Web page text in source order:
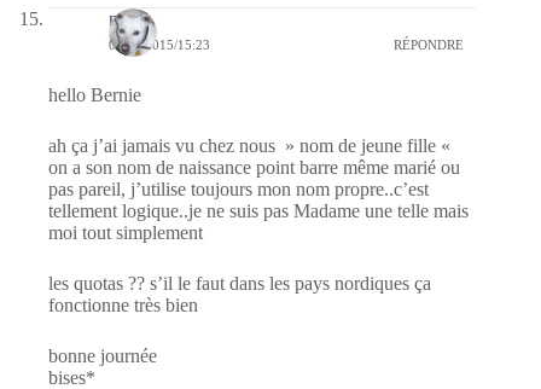
nays
01/07/2015/15:23 RÉPONDRE
hello Bernie
ah ça j’ai jamais vu chez nous » nom de jeune fille «
on a son nom de naissance point barre même marié ou
pas pareil, j’utilise toujours mon nom propre..c’est
tellement logique..je ne suis pas Madame une telle mais
moi tout simplement
les quotas ?? s’il le faut dans les pays nordiques ça
fonctionne très bien
bonne journée
bises*